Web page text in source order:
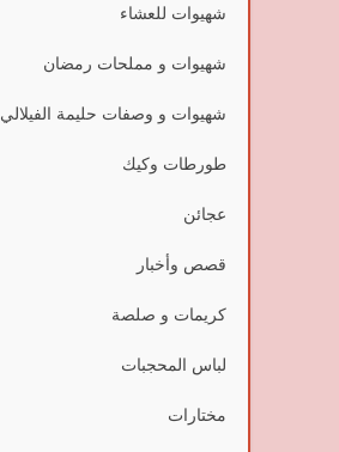
شهيوات للعشاء
شهيوات و مملحات رمضان
شهيوات و وصفات حليمة الفيلالي
طورطات وكيك
عجائن
قصص وأخبار
كريمات و صلصة
لباس المحجبات
مختارات